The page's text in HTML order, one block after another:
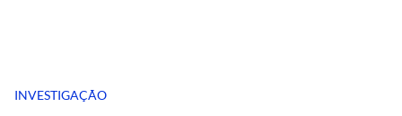
INVESTIGAÇÃO